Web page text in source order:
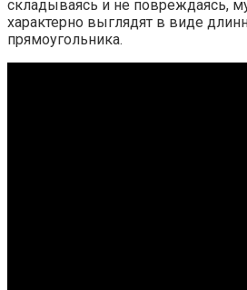
складываясь и не повреждаясь,
характерно выглядят в виде
прямоугольника.